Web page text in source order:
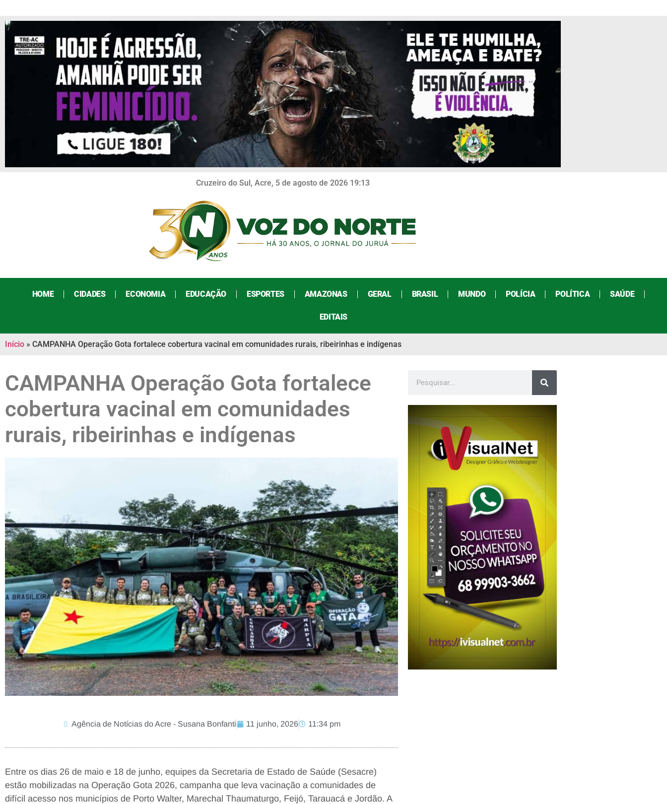
Cruzeiro do Sul, Acre, 5 de agosto de 2026 19:13
HOME CIDADES ECONOMIA EDUCAÇÃO ESPORTES AMAZONAS GERAL BRASIL MUNDO POLÍCIA POLÍTICA SAÚDE
EDITAIS
Início » CAMPANHA Operação Gota fortalece cobertura vacinal em comunidades rurais, ribeirinhas e indígenas
CAMPANHA Operação Gota fortalece
cobertura vacinal em comunidades
rurais, ribeirinhas e indígenas
Agência de Notícias do Acre - Susana Bonfanti 11 junho, 2026 11:34 pm
Entre os dias 26 de maio e 18 de junho, equipes da Secretaria de Estado de Saúde (Sesacre)
estão mobilizadas na Operação Gota 2026, campanha que leva vacinação a comunidades de
difícil acesso nos municípios de Porto Walter, Marechal Thaumaturgo, Feijó, Tarauacá e Jordão. A